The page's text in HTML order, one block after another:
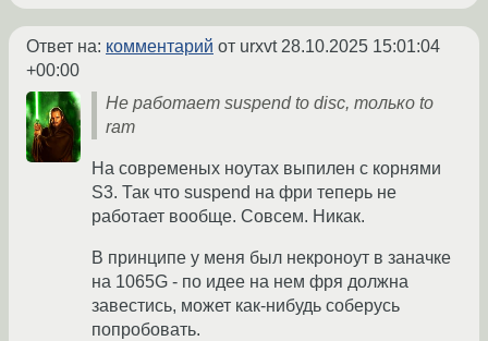
Ответ на: комментарий от urxvt28.10.2025 15:01:04
+00:00
Не работает suspend to disc, только to
ram
На современых ноутах выпилен с корнями
S3. Так что suspend на фри теперь не
работает вообще. Совсем. Никак.
В принципе у меня был некроноут в заначке
на 1065G - по идее на нем фря должна
завестись, может как-нибудь соберусь
попробовать.